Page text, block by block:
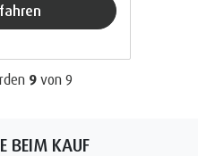
9von 9
BEIM KAUF